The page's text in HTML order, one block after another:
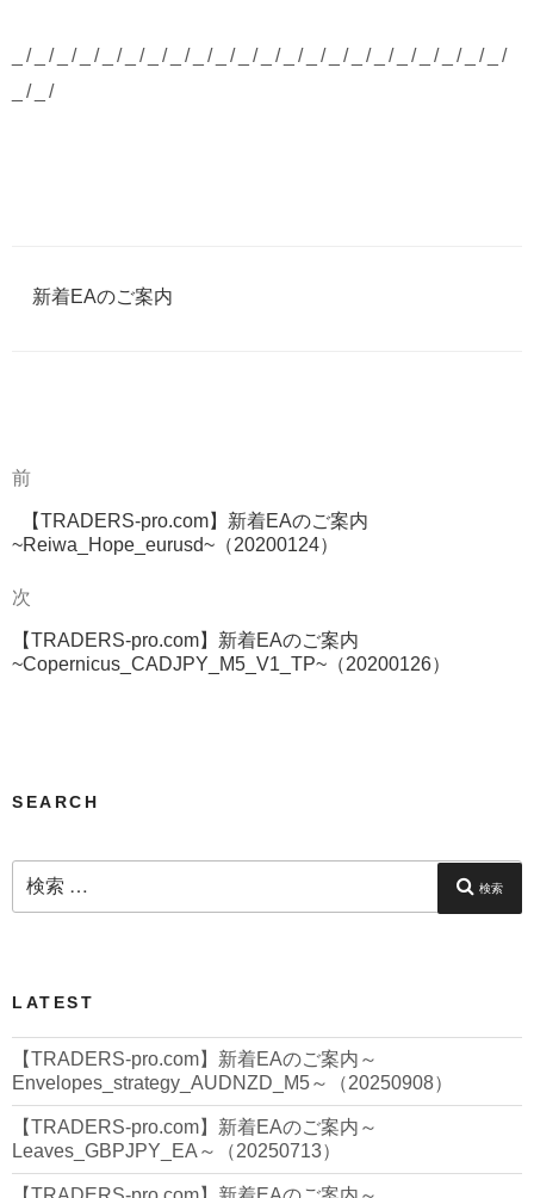
_/_/_/_/_/_/_/_/_/_/_/_/_/_/_/_/_/_/_/_/_/_/
_/_/
カ
新着EAのご案内
投
稿
ビ
ゲ
ン
過
投
前
【TRADERS-pro.com】新着EAのご案内
~Reiwa_Hope_eurusd~（20200124）
次
投
稿
次
【TRADERS-pro.com】新着EAのご案内
~Copernicus_CADJPY_M5_V1_TP~（20200126）
SEARCH
検
索:
検索
LATEST
【TRADERS-pro.com】新着EAのご案内～
Envelopes_strategy_AUDNZD_M5～（20250908）
【TRADERS-pro.com】新着EAのご案内～
Leaves_GBPJPY_EA～（20250713）